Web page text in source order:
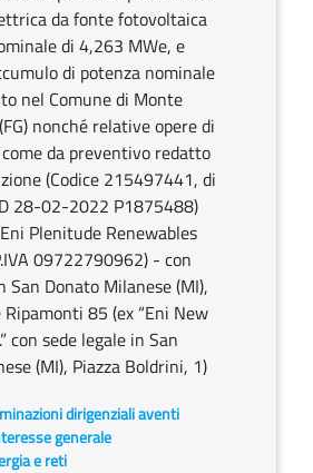
da fonte fotovoltaica
di 4,263 MWe, e
di potenza nominale
nel Comune di Monte
nonché relative opere di
da preventivo redatto
(Codice 215497441, di
28-02-2022 P1875488)
Plenitude Renewables
09722790962) - con
San Donato Milanese (MI),
Ripamonti 85 (ex “Eni New
con sede legale in San
(MI), Piazza Boldrini, 1)
dirigenziali aventi
generale
e reti